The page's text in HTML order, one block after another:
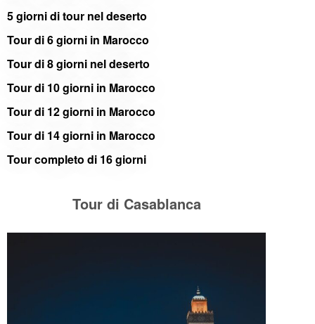
5 giorni di tour nel deserto
Tour di 6 giorni in Marocco
Tour di 8 giorni nel deserto
Tour di 10 giorni in Marocco
Tour di 12 giorni in Marocco
Tour di 14 giorni in Marocco
Tour completo di 16 giorni
Tour di Casablanca